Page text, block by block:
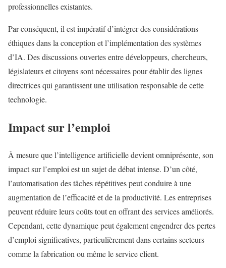
professionnelles existantes.
Par conséquent, il est impératif d’intégrer des considérations
éthiques dans la conception et l’implémentation des systèmes
d’IA. Des discussions ouvertes entre développeurs, chercheurs,
législateurs et citoyens sont nécessaires pour établir des lignes
directrices qui garantissent une utilisation responsable de cette
technologie.
Impact sur l’emploi
À mesure que l’intelligence artificielle devient omniprésente, son
impact sur l’emploi est un sujet de débat intense. D’un côté,
l’automatisation des tâches répétitives peut conduire à une
augmentation de l’efficacité et de la productivité. Les entreprises
peuvent réduire leurs coûts tout en offrant des services améliorés.
Cependant, cette dynamique peut également engendrer des pertes
d’emploi significatives, particulièrement dans certains secteurs
comme la fabrication ou même le service client.